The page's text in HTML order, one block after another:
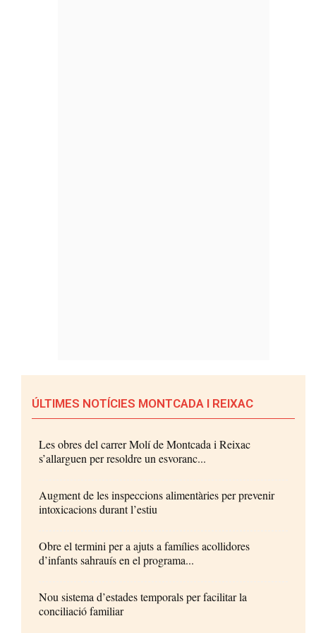
ÚLTIMES NOTÍCIES MONTCADA I REIXAC
Les obres del carrer Molí de Montcada i Reixac
s’allarguen per resoldre un esvoranc...
Augment de les inspeccions alimentàries per prevenir
intoxicacions durant l’estiu
Obre el termini per a ajuts a famílies acollidores
d’infants sahrauís en el programa...
Nou sistema d’estades temporals per facilitar la
conciliació familiar